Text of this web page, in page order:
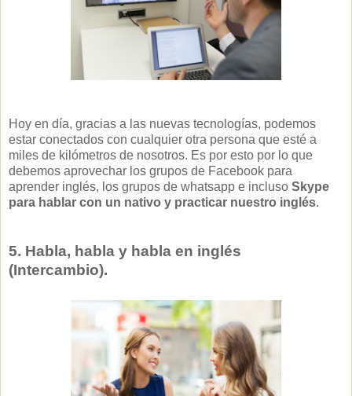
Hoy en día, gracias a las nuevas tecnologías, podemos
estar conectados con cualquier otra persona que esté a
miles de kilómetros de nosotros. Es por esto por lo que
debemos aprovechar los grupos de Facebook para
aprender inglés, los grupos de whatsapp e inclusoSkype
para hablar con un nativo y practicar nuestro inglés.
5. Habla, habla y habla en inglés
(Intercambio).